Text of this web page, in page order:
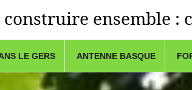
ensemble :
LE GERS ANTENNE BASQUE